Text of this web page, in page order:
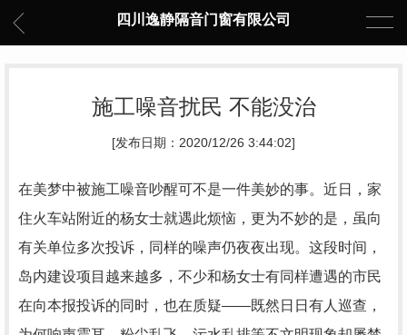
四川逸静隔音门窗有限公司
施工噪音扰民 不能没治
[发布日期：2020/12/26 3:44:02]
在美梦中被施工噪音吵醒可不是一件美妙的事。近日，家
住火车站附近的杨女士就遇此烦恼，更为不妙的是，虽向
有关单位多次投诉，同样的噪声仍夜夜出现。这段时间，
岛内建设项目越来越多，不少和杨女士有同样遭遇的市民
在向本报投诉的同时，也在质疑——既然日日有人巡查，